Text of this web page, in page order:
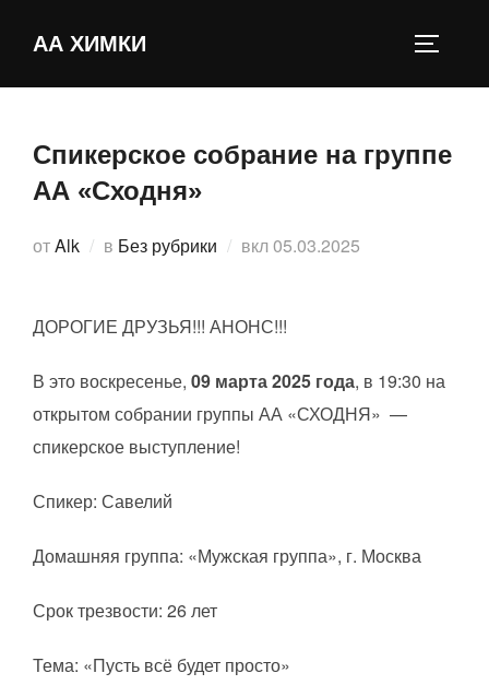
АА ХИМКИ
Спикерское собрание на группе
АА «Сходня»
отAlk в Без рубрики вклОпубликовано
05.03.2025
ДОРОГИЕ ДРУЗЬЯ!!! АНОНС!!!
В это воскресенье, 09 марта 2025 года, в 19:30 на
открытом собрании группы АА «СХОДНЯ» —
спикерское выступление!
Спикер: Савелий
Домашняя группа: «Мужская группа», г. Москва
Срок трезвости: 26 лет
Тема: «Пусть всё будет просто»